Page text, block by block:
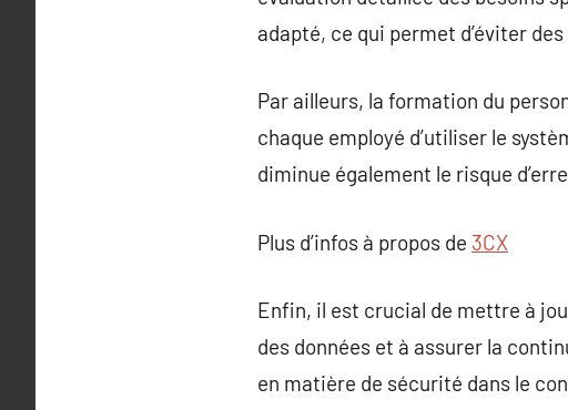
adapté, ce qui permet d’éviter
Par ailleurs, la formation du
chaque employé d’utiliser le
diminue également le risque
Plus d’infos à propos de 3CX
Enfin, il est crucial de mettre à
des données et à assurer la
en matière de sécurité dans le